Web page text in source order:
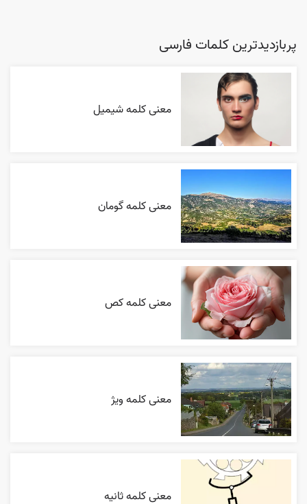
پربازدیدترین کلمات فارسی
معنی کلمه شیمیل
معنی کلمه گومان
معنی کلمه کص
معنی کلمه ویژ
معنی کلمه ثانیه